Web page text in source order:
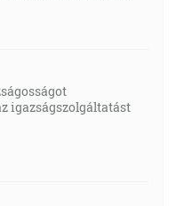
igazságszolgáltatást